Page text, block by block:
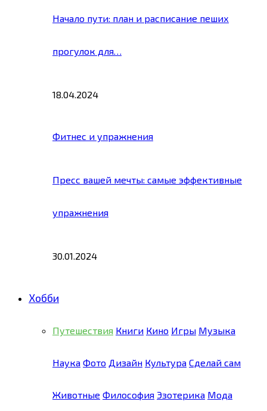
Начало пути: план и расписание пеших
прогулок для…
18.04.2024
Фитнес и упражнения
Пресс вашей мечты: самые эффективные
упражнения
30.01.2024
Хобби
Путешествия Книги Кино Игры Музыка
Наука Фото Дизайн Культура Сделай сам
Животные Философия Эзотерика Мода